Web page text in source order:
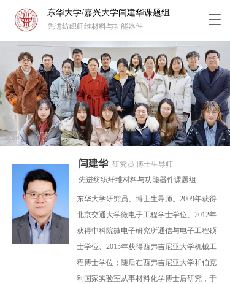
T
g
g
l
e
n
a
v
i
g
n
东华大学/嘉兴大学闫建华课题组
先进纺织纤维材料与功能器件
闫建华 研究员 博士生导师
先进纺织纤维材料与功能器件课题组
东华大学研究员、博士生导师。2009年获得
北京交通大学微电子工程学士学位、2012年
获得中科院微电子研究所通信与电子工程硕
士学位、2015年获得西弗吉尼亚大学机械工
程博士学位；随后在西弗吉尼亚大学和伯克
利国家实验室从事材料化学博士后研究，于